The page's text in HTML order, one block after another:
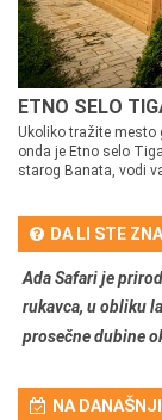
ETNO SELO
Ukoliko tražite mesto
onda je Etno selo
starog Banata, vodi
DA LI STE
Ada Safari je
rukavca, u obliku
prosečne dubine
NA